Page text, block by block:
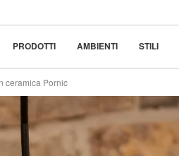
nella
PRODOTTI AMBIENTI STILI
ceramica Pornic